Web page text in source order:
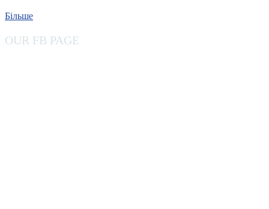
Більше
OUR FB PAGE